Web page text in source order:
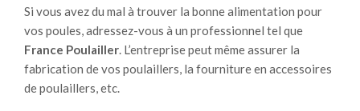
Si vous avez du mal à trouver la bonne alimentation pour
vos poules, adressez-vous à un professionnel tel que
France Poulailler. L’entreprise peut même assurer la
fabrication de vos poulaillers, la fourniture en accessoires
de poulaillers, etc.